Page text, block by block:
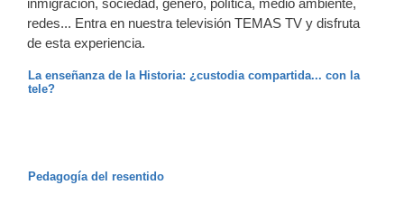
inmigración, sociedad, género, política, medio ambiente,
redes... Entra en nuestra televisión TEMAS TV y disfruta
de esta experiencia.
La enseñanza de la Historia: ¿custodia compartida... con la
tele?
Pedagogía del resentido